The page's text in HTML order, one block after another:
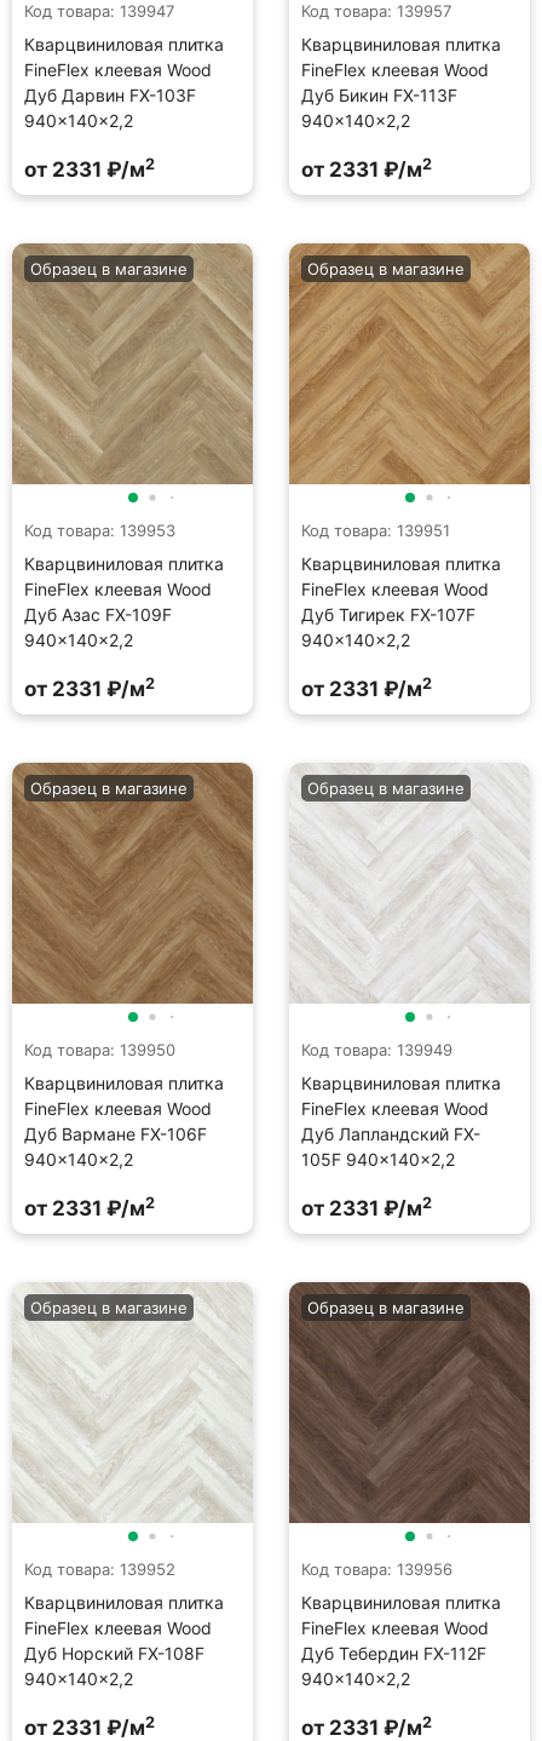
Код товара: 139947
Кварцвиниловая плитка
FineFlex клеевая Wood
Дуб Дарвин FX-103F
940×140×2,2
от 2331 ₽/м2
Код товара: 139957
Кварцвиниловая плитка
FineFlex клеевая Wood
Дуб Бикин FX-113F
940×140×2,2
от 2331 ₽/м2
Код товара: 139953
Кварцвиниловая плитка
FineFlex клеевая Wood
Дуб Азас FX-109F
940×140×2,2
Образец в магазине
от 2331 ₽/м2
Код товара: 139951
Кварцвиниловая плитка
FineFlex клеевая Wood
Дуб Тигирек FX-107F
940×140×2,2
Образец в магазине
от 2331 ₽/м2
Код товара: 139950
Кварцвиниловая плитка
FineFlex клеевая Wood
Дуб Вармане FX-106F
940×140×2,2
Образец в магазине
от 2331 ₽/м2
Код товара: 139949
Кварцвиниловая плитка
FineFlex клеевая Wood
Дуб Лапландский FX-
105F 940×140×2,2
Образец в магазине
от 2331 ₽/м2
Код товара: 139952
Кварцвиниловая плитка
FineFlex клеевая Wood
Дуб Норский FX-108F
940×140×2,2
Образец в магазине
от 2331 ₽/м2
Код товара: 139956
Кварцвиниловая плитка
FineFlex клеевая Wood
Дуб Тебердин FX-112F
940×140×2,2
Образец в магазине
от 2331 ₽/м2